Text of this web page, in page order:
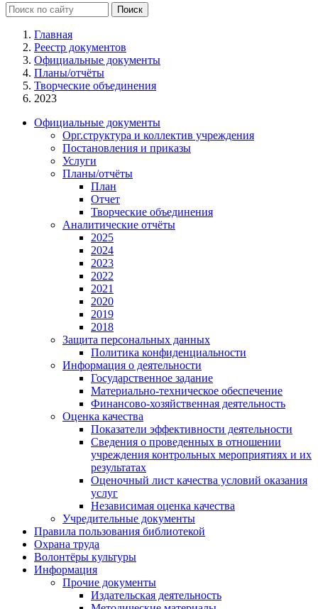
Главная
Реестр документов
Официальные документы
Планы/отчёты
Творческие объединения
2023
Официальные документы
Орг.структура и коллектив учреждения
Постановления и приказы
Услуги
Планы/отчёты
План
Отчет
Творческие объединения
Аналитические отчёты
2025
2024
2023
2022
2021
2020
2019
2018
Защита персональных данных
Политика конфиденциальности
Информация о деятельности
Государственное задание
Материально-техническое обеспечение
Финансово-хозяйственная деятельность
Оценка качества
Показатели эффективности деятельности
Сведения о проведенных в отношении
учреждения контрольных мероприятиях и их
результатах
Оценочный лист качества условий оказания
услуг
Независимая оценка качества
Учредительные документы
Правила пользования библиотекой
Охрана труда
Волонтёры культуры
Информация
Прочие документы
Издательская деятельность